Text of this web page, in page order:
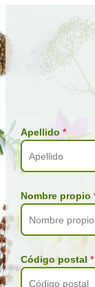
Apellido *
Nombre propio
Código postal *